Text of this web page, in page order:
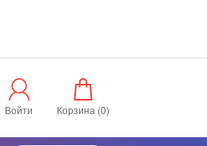
Войти Корзина (0)